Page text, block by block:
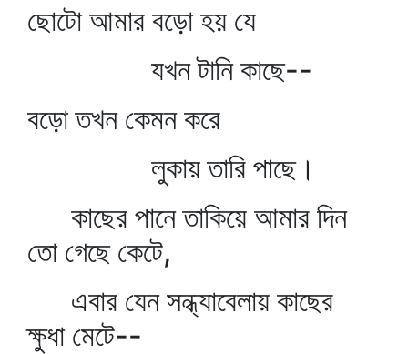
ছোটো আমার বড়ো হয় যে
যখন টানি কাছে--
বড়ো তখন কেমন করে
লুকায় তারি পাছে।
কাছের পানে তাকিয়ে আমার দিন
তো গেছে কেটে,
এবার যেন সন্ধ্যাবেলায় কাছের
ক্ষুধা মেটে--